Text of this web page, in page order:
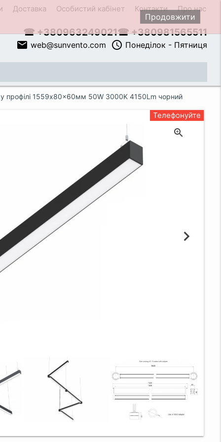
Доставка Особистий кабінет Контакти Про нас
☎ +380963249021☎ +380981565511
email web@sunvento.com access_time Понеділок - Пятниця
профілі 1559x80x60мм 50W 3000K 4150Lm чорний
Телефонуйте
Продовжити